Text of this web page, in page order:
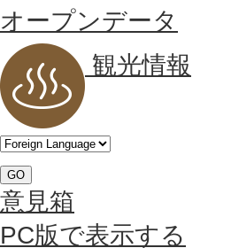
オープンデータ
観光情報
GO
意見箱
PC版で表示する